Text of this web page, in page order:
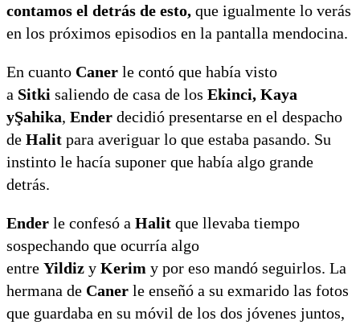
contamos el detrás de esto, que igualmente lo verás
en los próximos episodios en la pantalla mendocina.
En cuanto Caner le contó que había visto
a Sitki saliendo de casa de los Ekinci, Kaya
yŞahika, Ender decidió presentarse en el despacho
de Halit para averiguar lo que estaba pasando. Su
instinto le hacía suponer que había algo grande
detrás.
Ender le confesó a Halit que llevaba tiempo
sospechando que ocurría algo
entre Yildiz y Kerim y por eso mandó seguirlos. La
hermana de Caner le enseñó a su exmarido las fotos
que guardaba en su móvil de los dos jóvenes juntos,